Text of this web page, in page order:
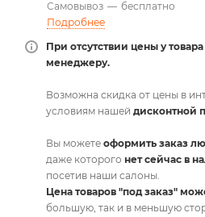
Самовывоз — бесплатно
Подробнее
При отсутствии цены у
менеджеру.
Возможна скидка от цены в
условиям нашей дисконтной
Вы можете оформить заказ
даже которого нет сейчас в
посетив наши салоны.
Цена товаров "под заказ"
большую, так и в меньшую